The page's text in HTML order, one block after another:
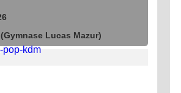
Lucas Mazur)